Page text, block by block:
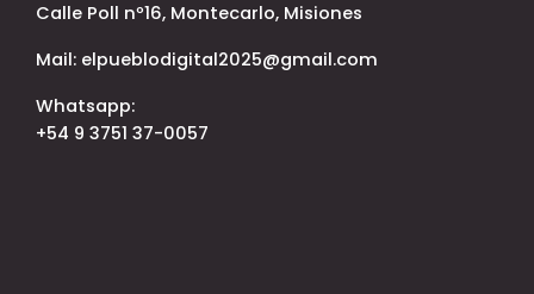
Calle Poll nº16, Montecarlo, Misiones
Mail: elpueblodigital2025@gmail.com
Whatsapp:
+54 9 3751 37-0057